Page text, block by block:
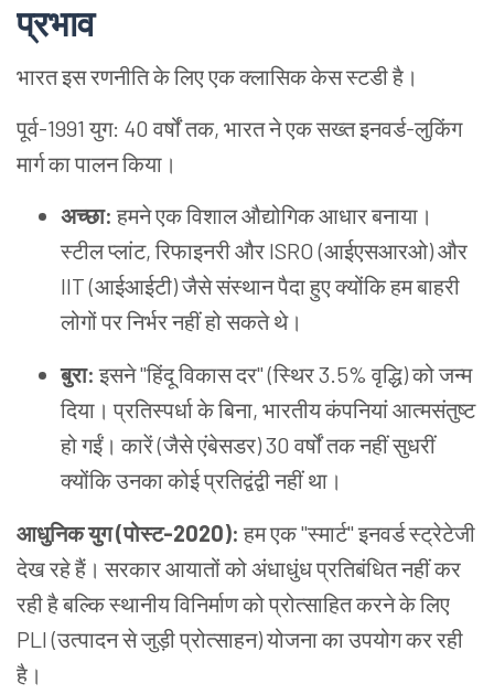
प्रभाव
भारत इस रणनीति के लिए एक क्लासिक केस स्टडी है।
पूर्व-1991 युग: 40 वर्षों तक, भारत ने एक सख्त इनवर्ड-लुकिंग
मार्ग का पालन किया।
अच्छा: हमने एक विशाल औद्योगिक आधार बनाया।
स्टील प्लांट, रिफाइनरी और ISRO (आईएसआरओ) और
IIT (आईआईटी) जैसे संस्थान पैदा हुए क्योंकि हम बाहरी
लोगों पर निर्भर नहीं हो सकते थे।
बुरा: इसने "हिंदू विकास दर" (स्थिर 3.5% वृद्धि) को जन्म
दिया। प्रतिस्पर्धा के बिना, भारतीय कंपनियां आत्मसंतुष्ट
हो गईं। कारें (जैसे एंबेसडर) 30 वर्षों तक नहीं सुधरीं
क्योंकि उनका कोई प्रतिद्वंद्वी नहीं था।
आधुनिक युग (पोस्ट-2020):हम एक "स्मार्ट" इनवर्ड स्ट्रेटेजी
देख रहे हैं। सरकार आयातों को अंधाधुंध प्रतिबंधित नहीं कर
रही है बल्कि स्थानीय विनिर्माण को प्रोत्साहित करने के लिए
PLI (उत्पादन से जुड़ी प्रोत्साहन) योजना का उपयोग कर रही
है।